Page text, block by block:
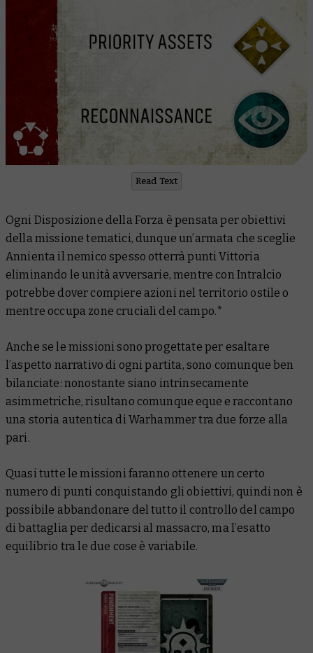
Read Text
Ogni Disposizione della Forza è pensata per obiettivi
della missione tematici, dunque un’armata che sceglie
Annienta il nemico spesso otterrà punti Vittoria
eliminando le unità avversarie, mentre con Intralcio
potrebbe dover compiere azioni nel territorio ostile o
mentre occupa zone cruciali del campo.*
Anche se le missioni sono progettate per esaltare
l’aspetto narrativo di ogni partita, sono comunque ben
bilanciate: nonostante siano intrinsecamente
asimmetriche, risultano comunque eque e raccontano
una storia autentica di Warhammer tra due forze alla
pari.
Quasi tutte le missioni faranno ottenere un certo
numero di punti conquistando gli obiettivi, quindi non è
possibile abbandonare del tutto il controllo del campo
di battaglia per dedicarsi al massacro, ma l’esatto
equilibrio tra le due cose è variabile.